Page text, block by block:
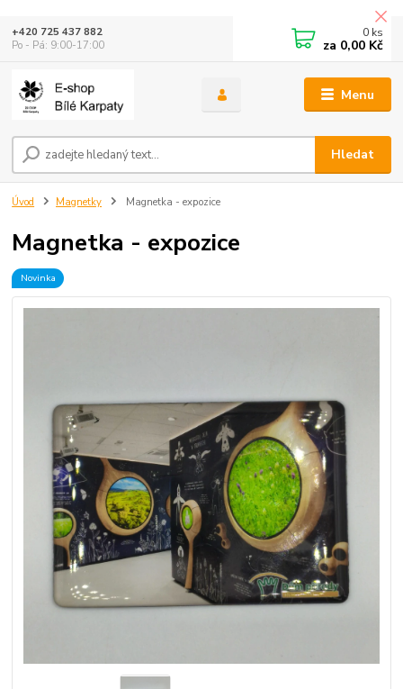
Menu
Hledat
+420 725 437 882
Po - Pá: 9:00-17:00
0 ks
za 0,00 Kč
Úvod Magnetky Magnetka - expozice
Magnetka - expozice
Novinka